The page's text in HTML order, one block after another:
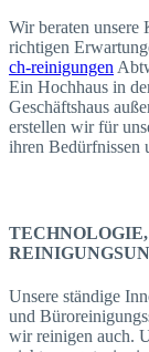
Wir beraten unsere
richtigen
ch-reinigungen
Ein Hochhaus in
Geschäftshaus
erstellen wir für
ihren Bedürfnissen
Unsere ständige
und
wir reinigen auch.